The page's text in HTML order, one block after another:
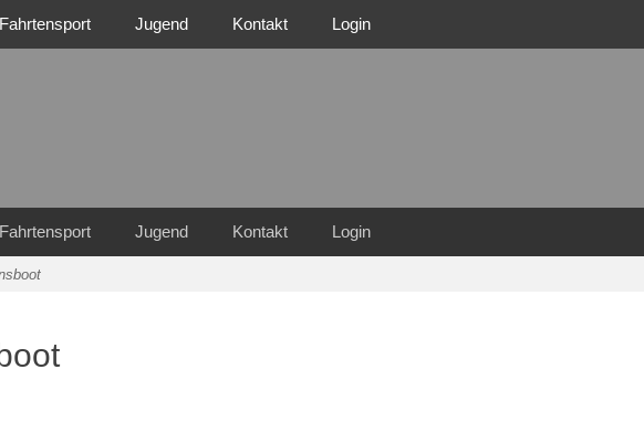
mit der ganzen Familie
Fahrtensport Jugend Kontakt Login
Fahrtensport Jugend Kontakt Login